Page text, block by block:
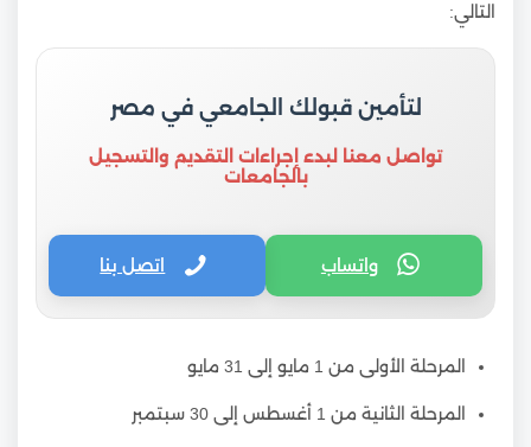
التالي:
لتأمين قبولك الجامعي في مصر
تواصل معنا لبدء إجراءات التقديم والتسجيل
بالجامعات
واتساب اتصل بنا
المرحلة الأولى من 1 مايو إلى 31 مايو
المرحلة الثانية من 1 أغسطس إلى 30 سبتمبر